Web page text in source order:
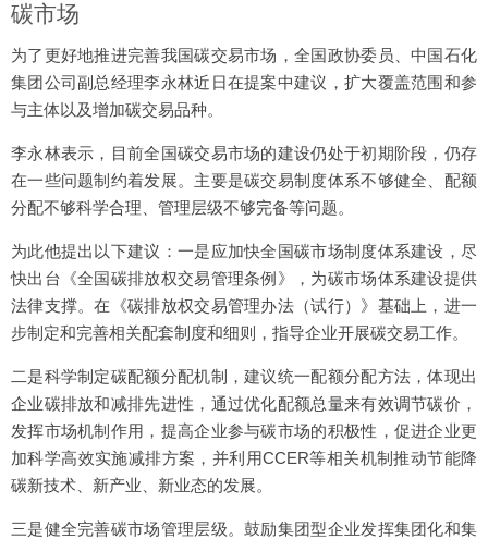
碳市场
为了更好地推进完善我国碳交易市场，全国政协委员、中国石化
集团公司副总经理李永林近日在提案中建议，扩大覆盖范围和参
与主体以及增加碳交易品种。
李永林表示，目前全国碳交易市场的建设仍处于初期阶段，仍存
在一些问题制约着发展。主要是碳交易制度体系不够健全、配额
分配不够科学合理、管理层级不够完备等问题。
为此他提出以下建议：一是应加快全国碳市场制度体系建设，尽
快出台《全国碳排放权交易管理条例》，为碳市场体系建设提供
法律支撑。在《碳排放权交易管理办法（试行）》基础上，进一
步制定和完善相关配套制度和细则，指导企业开展碳交易工作。
二是科学制定碳配额分配机制，建议统一配额分配方法，体现出
企业碳排放和减排先进性，通过优化配额总量来有效调节碳价，
发挥市场机制作用，提高企业参与碳市场的积极性，促进企业更
加科学高效实施减排方案，并利用CCER等相关机制推动节能降
碳新技术、新产业、新业态的发展。
三是健全完善碳市场管理层级。鼓励集团型企业发挥集团化和集